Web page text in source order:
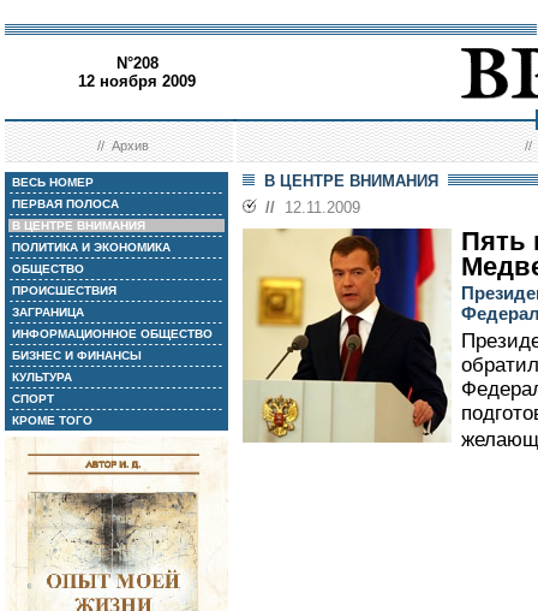
N°208
12 ноября 2009
//Архив //
ВЕСЬ НОМЕР
ПЕРВАЯ ПОЛОСА
В ЦЕНТРЕ ВНИМАНИЯ
ПОЛИТИКА И ЭКОНОМИКА
ОБЩЕСТВО
ПРОИСШЕСТВИЯ
ЗАГРАНИЦА
ИНФОРМАЦИОННОЕ ОБЩЕСТВО
БИЗНЕС И ФИНАНСЫ
КУЛЬТУРА
СПОРТ
КРОМЕ ТОГО
В ЦЕНТРЕ ВНИМАНИЯ
// 12.11.2009
Пять